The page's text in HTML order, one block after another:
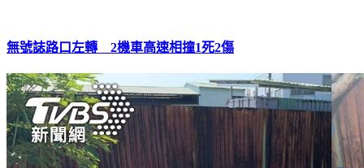
無號誌路口左轉 2機車高速相撞1死2傷